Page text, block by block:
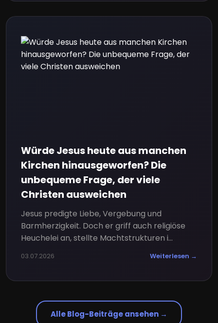
Würde Jesus heute aus manchen
Kirchen hinausgeworfen? Die
unbequeme Frage, der viele
Christen ausweichen
Jesus predigte Liebe, Vergebung und
Barmherzigkeit. Doch er griff auch religiöse
Heuchelei an, stellte Machtstrukturen i...
03.07.2026 Weiterlesen →
Alle Blog-Beiträge ansehen →